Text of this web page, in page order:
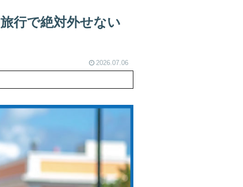
行で絶対外せない
2026.07.06